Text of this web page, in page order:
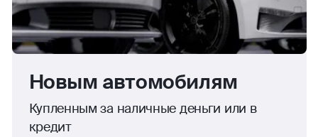
Новым автомобилям
Купленным за наличные деньги или в
кредит